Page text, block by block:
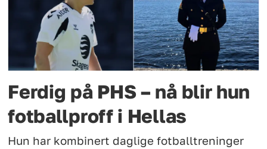
Ferdig på PHS – nå blir hun
fotballproff i Hellas
Hun har kombinert daglige fotballtreninger